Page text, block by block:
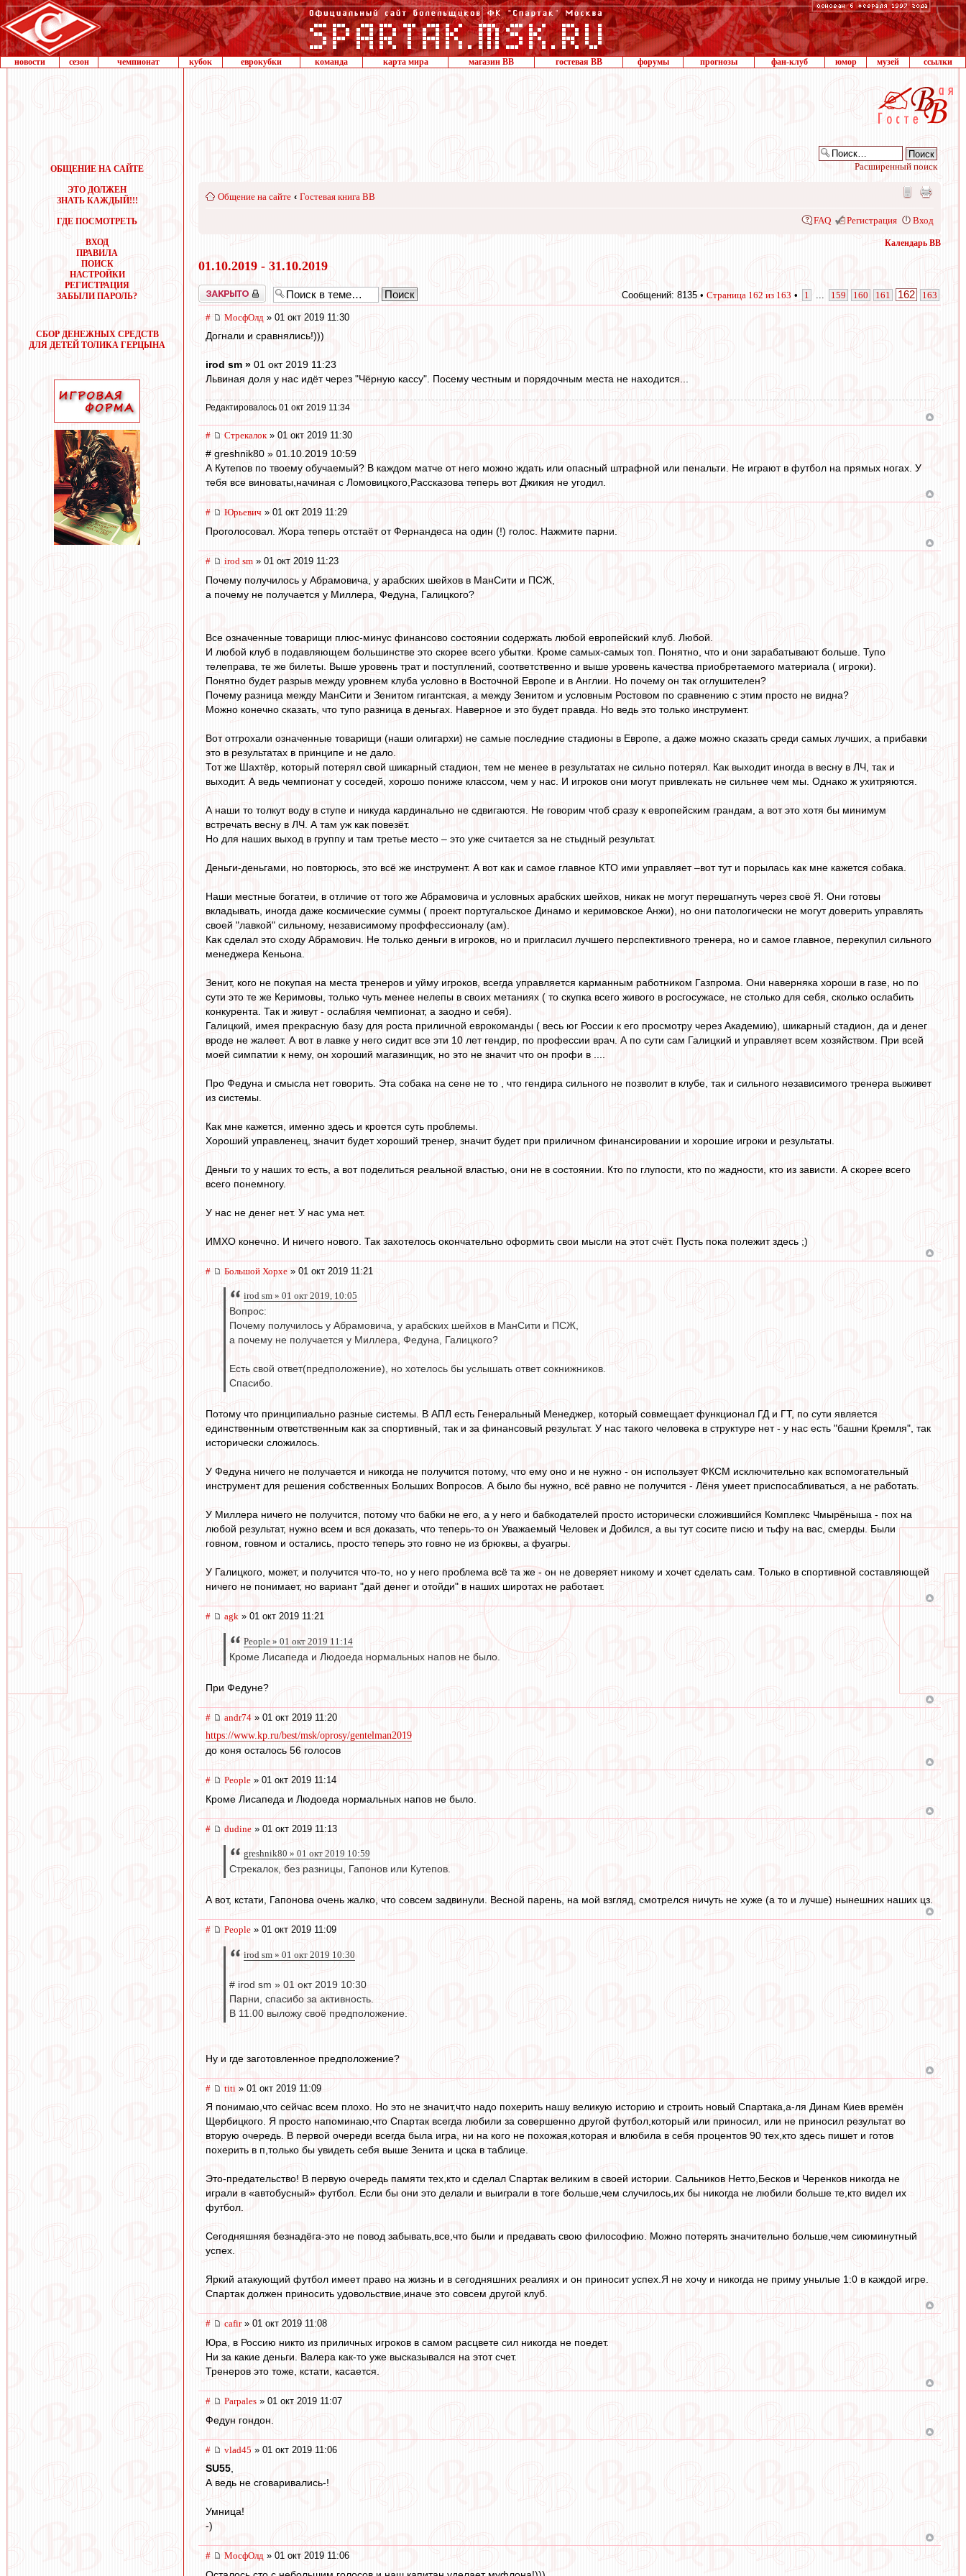
новости сезон чемпионат кубок еврокубки команда карта мира магазин ВВ гостевая ВВ форумы прогнозы фан-клуб юмор музей ссылки
ОБЩЕНИЕ НА САЙТЕ
ЭТО ДОЛЖЕН
ЗНАТЬ КАЖДЫЙ!!!
ГДЕ ПОСМОТРЕТЬ
ВХОД
ПРАВИЛА
ПОИСК
НАСТРОЙКИ
РЕГИСТРАЦИЯ
ЗАБЫЛИ ПАРОЛЬ?
СБОР ДЕНЕЖНЫХ СРЕДСТВ
ДЛЯ ДЕТЕЙ ТОЛИКА ГЕРЦЫНА
Расширенный поиск
Общение на сайте ‹ Гостевая книга ВВ
FAQ Регистрация Вход
Календарь ВВ
01.10.2019 - 31.10.2019
Закрыто Сообщений: 8135 • Страница 162 из 163 • 1 159 160 161 162 163
# МосфОлд » 01 окт 2019 11:30
Догнали и сравнялись!)))
irod sm » 01 окт 2019 11:23
Львиная доля у нас идёт через "Чёрную кассу". Посему честным и порядочным места не находится...
Редактировалось 01 окт 2019 11:34
# Стрекалок » 01 окт 2019 11:30
# greshnik80 » 01.10.2019 10:59
А Кутепов по твоему обучаемый? В каждом матче от него можно ждать или опасный штрафной или пенальти. Не играют в футбол на прямых ногах. У
тебя все виноваты,начиная с Ломовицкого,Рассказова теперь вот Джикия не угодил.
# Юрьевич » 01 окт 2019 11:29
Проголосовал. Жора теперь отстаёт от Фернандеса на один (!) голос. Нажмите парни.
# irod sm » 01 окт 2019 11:23
Почему получилось у Абрамовича, у арабских шейхов в МанСити и ПСЖ,
а почему не получается у Миллера, Федуна, Галицкого?
Все означенные товарищи плюс-минус финансово состоянии содержать любой европейский клуб. Любой.
И любой клуб в подавляющем большинстве это скорее всего убытки. Кроме самых-самых топ. Понятно, что и они зарабатывают больше. Тупо
телеправа, те же билеты. Выше уровень трат и поступлений, соответственно и выше уровень качества приобретаемого материала ( игроки).
Понятно будет разрыв между уровнем клуба условно в Восточной Европе и в Англии. Но почему он так оглушителен?
Почему разница между МанСити и Зенитом гигантская, а между Зенитом и условным Ростовом по сравнению с этим просто не видна?
Можно конечно сказать, что тупо разница в деньгах. Наверное и это будет правда. Но ведь это только инструмент.
Вот отгрохали означенные товарищи (наши олигархи) не самые последние стадионы в Европе, а даже можно сказать среди самых лучших, а прибавки
это в результатах в принципе и не дало.
Тот же Шахтёр, который потерял свой шикарный стадион, тем не менее в результатах не сильно потерял. Как выходит иногда в весну в ЛЧ, так и
выходит. А ведь чемпионат у соседей, хорошо пониже классом, чем у нас. И игроков они могут привлекать не сильнее чем мы. Однако ж ухитряются.
А наши то толкут воду в ступе и никуда кардинально не сдвигаются. Не говорим чтоб сразу к европейским грандам, а вот это хотя бы минимум
встречать весну в ЛЧ. А там уж как повезёт.
Но для наших выход в группу и там третье место – это уже считается за не стыдный результат.
Деньги-деньгами, но повторюсь, это всё же инструмент. А вот как и самое главное КТО ими управляет –вот тут и порылась как мне кажется собака.
Наши местные богатеи, в отличие от того же Абрамовича и условных арабских шейхов, никак не могут перешагнуть через своё Я. Они готовы
вкладывать, иногда даже космические суммы ( проект португальское Динамо и керимовское Анжи), но они патологически не могут доверить управлять
своей "лавкой" сильному, независимому проффессионалу (ам).
Как сделал это сходу Абрамович. Не только деньги в игроков, но и пригласил лучшего перспективного тренера, но и самое главное, перекупил сильного
менеджера Кеньона.
Зенит, кого не покупая на места тренеров и уйму игроков, всегда управляется карманным работником Газпрома. Они наверняка хороши в газе, но по
сути это те же Керимовы, только чуть менее нелепы в своих метаниях ( то скупка всего живого в росгосужасе, не столько для себя, сколько ослабить
конкурента. Так и живут - ослабляя чемпионат, а заодно и себя).
Галицкий, имея прекрасную базу для роста приличной еврокоманды ( весь юг России к его просмотру через Академию), шикарный стадион, да и денег
вроде не жалеет. А вот в лавке у него сидит все эти 10 лет гендир, по профессии врач. А по сути сам Галицкий и управляет всем хозяйством. При всей
моей симпатии к нему, он хороший магазинщик, но это не значит что он профи в ....
Про Федуна и смысла нет говорить. Эта собака на сене не то , что гендира сильного не позволит в клубе, так и сильного независимого тренера выживет
из системы.
Как мне кажется, именно здесь и кроется суть проблемы.
Хороший управленец, значит будет хороший тренер, значит будет при приличном финансировании и хорошие игроки и результаты.
Деньги то у наших то есть, а вот поделиться реальной властью, они не в состоянии. Кто по глупости, кто по жадности, кто из зависти. А скорее всего
всего понемногу.
У нас не денег нет. У нас ума нет.
ИМХО конечно. И ничего нового. Так захотелось окончательно оформить свои мысли на этот счёт. Пусть пока полежит здесь ;)
# Большой Хорхе » 01 окт 2019 11:21
irod sm » 01 окт 2019, 10:05
Вопрос:
Почему получилось у Абрамовича, у арабских шейхов в МанСити и ПСЖ,
а почему не получается у Миллера, Федуна, Галицкого?
Есть свой ответ(предположение), но хотелось бы услышать ответ сокнижников.
Спасибо.
Потому что принципиально разные системы. В АПЛ есть Генеральный Менеджер, который совмещает функционал ГД и ГТ, по сути является
единственным ответственным как за спортивный, так и за финансовый результат. У нас такого человека в структуре нет - у нас есть "башни Кремля", так
исторически сложилось.
У Федуна ничего не получается и никогда не получится потому, что ему оно и не нужно - он использует ФКСМ исключительно как вспомогательный
инструмент для решения собственных Больших Вопросов. А было бы нужно, всё равно не получится - Лёня умеет приспосабливаться, а не работать.
У Миллера ничего не получится, потому что бабки не его, а у него и бабкодателей просто исторически сложившийся Комплекс Чмырёныша - пох на
любой результат, нужно всем и вся доказать, что теперь-то он Уважаемый Человек и Добился, а вы тут сосите писю и тьфу на вас, смерды. Были
говном, говном и остались, просто теперь это говно не из брюквы, а фуагры.
У Галицкого, может, и получится что-то, но у него проблема всё та же - он не доверяет никому и хочет сделать сам. Только в спортивной составляющей
ничего не понимает, но вариант "дай денег и отойди" в наших широтах не работает.
# agk » 01 окт 2019 11:21
People » 01 окт 2019 11:14
Кроме Лисапеда и Людоеда нормальных напов не было.
При Федуне?
# andr74 » 01 окт 2019 11:20
https://www.kp.ru/best/msk/oprosy/gentelman2019
до коня осталось 56 голосов
# People » 01 окт 2019 11:14
Кроме Лисапеда и Людоеда нормальных напов не было.
# dudine » 01 окт 2019 11:13
greshnik80 » 01 окт 2019 10:59
Стрекалок, без разницы, Гапонов или Кутепов.
А вот, кстати, Гапонова очень жалко, что совсем задвинули. Весной парень, на мой взгляд, смотрелся ничуть не хуже (а то и лучше) нынешних наших цз.
# People » 01 окт 2019 11:09
irod sm » 01 окт 2019 10:30
# irod sm » 01 окт 2019 10:30
Парни, спасибо за активность.
В 11.00 выложу своё предположение.
Ну и где заготовленное предположение?
# titi » 01 окт 2019 11:09
Я понимаю,что сейчас всем плохо. Но это не значит,что надо похерить нашу великую историю и строить новый Спартака,а-ля Динам Киев времён
Щербицкого. Я просто напоминаю,что Спартак всегда любили за совершенно другой футбол,который или приносил, или не приносил результат во
вторую очередь. В первой очереди всегда была игра, ни на кого не похожая,которая и влюбила в себя процентов 90 тех,кто здесь пишет и готов
похерить в п,только бы увидеть себя выше Зенита и цска в таблице.
Это-предательство! В первую очередь памяти тех,кто и сделал Спартак великим в своей истории. Сальников Нетто,Бесков и Черенков никогда не
играли в «автобусный» футбол. Если бы они это делали и выиграли в тоге больше,чем случилось,их бы никогда не любили больше те,кто видел их
футбол.
Сегодняшняя безнадёга-это не повод забывать,все,что были и предавать свою философию. Можно потерять значительно больше,чем сиюминутный
успех.
Яркий атакующий футбол имеет право на жизнь и в сегодняшних реалиях и он приносит успех.Я не хочу и никогда не приму унылые 1:0 в каждой игре.
Спартак должен приносить удовольствие,иначе это совсем другой клуб.
# cafir» 01 окт 2019 11:08
Юра, в Россию никто из приличных игроков в самом расцвете сил никогда не поедет.
Ни за какие деньги. Валера как-то уже высказывался на этот счет.
Тренеров это тоже, кстати, касается.
# Parpales » 01 окт 2019 11:07
Федун гондон.
# vlad45 » 01 окт 2019 11:06
SU55,
А ведь не сговаривались-!
Умница!
-)
# МосфОлд » 01 окт 2019 11:06